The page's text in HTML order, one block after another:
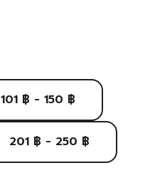
101 ฿ - 150 ฿
201 ฿ - 250 ฿